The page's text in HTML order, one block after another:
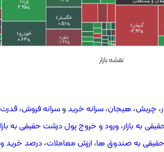
نقشه بازار
، چربش، هیجان،سرانه خریدوسرانه فروش،قدرت
به بازار،ورود و خروج پول درشت حقیقی به
به صندوق ها،ارزش معاملات،درصد خرید